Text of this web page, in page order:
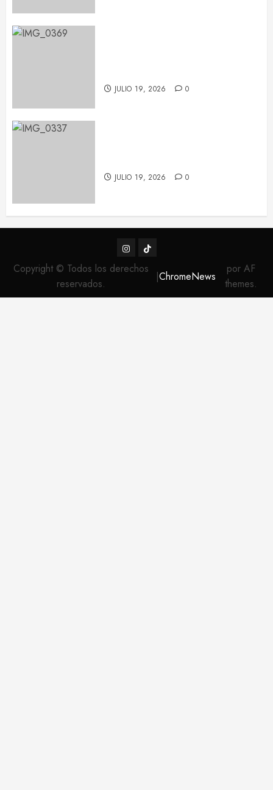
JULIO 19, 2026 0
JULIO 19, 2026 0
Instagram
TikTok
Copyright © Todos los derechos
reservados.
|ChromeNews
por AF
themes.